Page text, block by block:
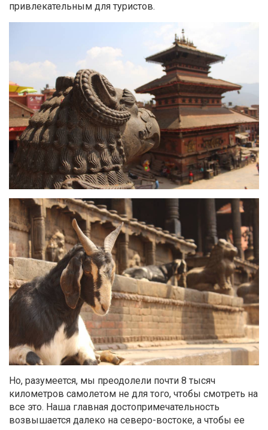
привлекательным для туристов.
Но, разумеется, мы преодолели почти 8 тысяч
километров самолетом не для того, чтобы смотреть на
все это. Наша главная достопримечательность
возвышается далеко на северо-востоке, а чтобы ее